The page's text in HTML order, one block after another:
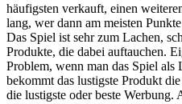
häufigsten verkauft, einen
lang, wer dann am meisten
Das Spiel ist sehr zum Lachen,
Produkte, die dabei auftauchen.
Problem, wenn man das Spiel
bekommt das lustigste Produkt
die lustigste oder beste Werbung.